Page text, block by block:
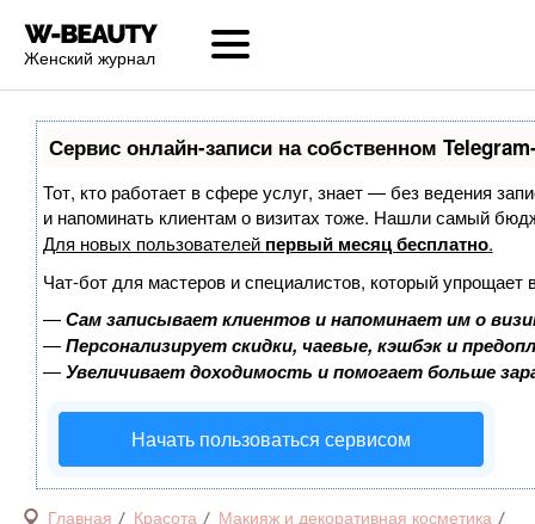
Женский журнал
Сервис онлайн-записи на собственном
Тот, кто работает в сфере услуг, знает — без ведения
и напоминать клиентам о визитах тоже. Нашли самый
Для новых пользователей первый месяц бесплатно.
Чат-бот для мастеров и специалистов, который упрощает
—Сам записывает клиентов и напоминает им о
—Персонализирует скидки, чаевые, кэшбэк и
—Увеличивает доходимость и помогает больше
Начать пользоваться сервисом
Главная Красота Макияж и декоративная косметика